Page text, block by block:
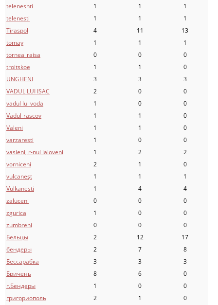
teleneshti
1 1
1
telenesti
1 1
1
Tiraspol
4 11
13
tomay
1 1
1
tornea_raisa
0 0
0
troitskoe
1 1
0
UNGHENI
3 3
3
VADUL LUI ISAC
2 0
0
vadul lui voda
1 0
0
Vadul-rascov
1 1
0
Valeni
1 1
0
varzaresti
1 0
0
vasieni, r-nul ialoveni
1 2
2
vorniceni
2 1
0
vulcaneşt
1 1
1
Vulkanesti
1 4
4
zaluceni
0 0
0
zgurica
1 0
0
zumbreni
0 0
0
Бельцы
2 12
17
бендеры
2 7
8
Бессарабка
3 3
3
Бричень
8 6
0
г.Бендеры
1 0
0
григориополь
2 1
0